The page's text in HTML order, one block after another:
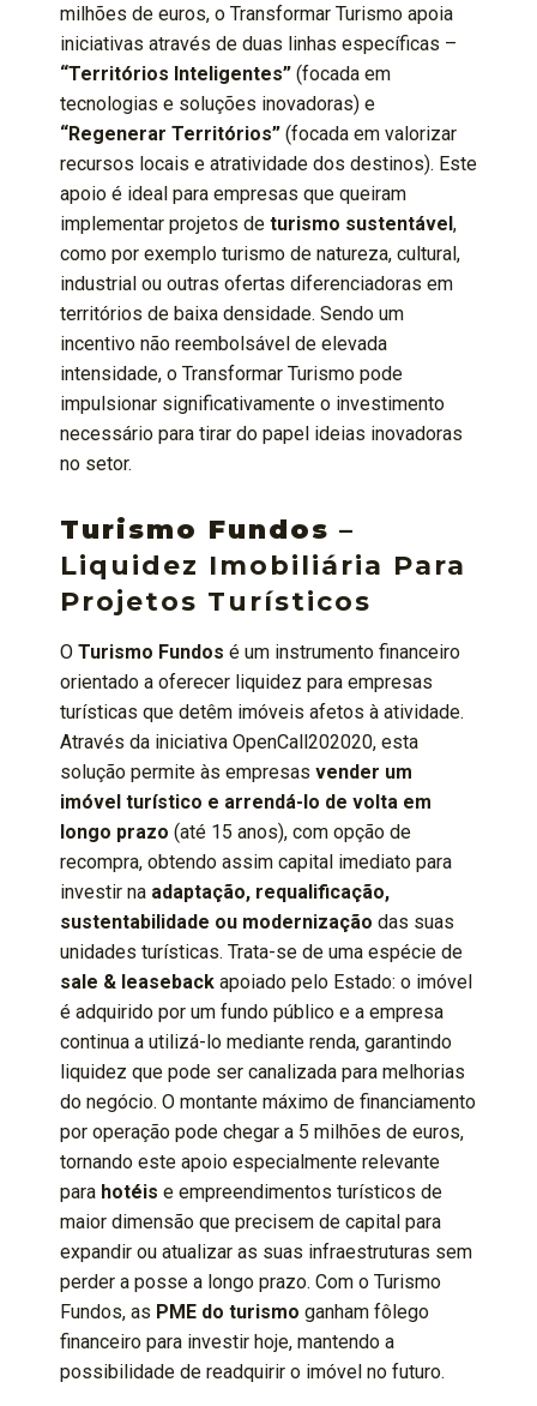
milhões de euros, o Transformar Turismo apoia
iniciativas através de duas linhas específicas –
“Territórios Inteligentes” (focada em
tecnologias e soluções inovadoras) e
“Regenerar Territórios” (focada em valorizar
recursos locais e atratividade dos destinos). Este
apoio é ideal para empresas que queiram
implementar projetos de turismo sustentável,
como por exemplo turismo de natureza, cultural,
industrial ou outras ofertas diferenciadoras em
territórios de baixa densidade. Sendo um
incentivo não reembolsável de elevada
intensidade, o Transformar Turismo pode
impulsionar significativamente o investimento
necessário para tirar do papel ideias inovadoras
no setor.
Turismo Fundos –
Liquidez Imobiliária Para
Projetos Turísticos
O Turismo Fundos é um instrumento financeiro
orientado a oferecer liquidez para empresas
turísticas que detêm imóveis afetos à atividade.
Através da iniciativa OpenCall202020, esta
solução permite às empresas vender um
imóvel turístico e arrendá-lo de volta em
longo prazo (até 15 anos), com opção de
recompra, obtendo assim capital imediato para
investir na adaptação, requalificação,
sustentabilidade ou modernização das suas
unidades turísticas. Trata-se de uma espécie de
sale & leaseback apoiado pelo Estado: o imóvel
é adquirido por um fundo público e a empresa
continua a utilizá-lo mediante renda, garantindo
liquidez que pode ser canalizada para melhorias
do negócio. O montante máximo de financiamento
por operação pode chegar a 5 milhões de euros,
tornando este apoio especialmente relevante
para hotéis e empreendimentos turísticos de
maior dimensão que precisem de capital para
expandir ou atualizar as suas infraestruturas sem
perder a posse a longo prazo. Com o Turismo
Fundos, as PME do turismo ganham fôlego
financeiro para investir hoje, mantendo a
possibilidade de readquirir o imóvel no futuro.